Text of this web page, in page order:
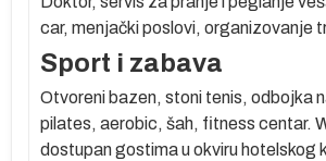
car, menjački poslovi, organizovanje
Sport i zabava
Otvoreni bazen, stoni tenis, odbojka
pilates, aerobic, šah, fitness centar.
dostupan gostima u okviru hotelskog